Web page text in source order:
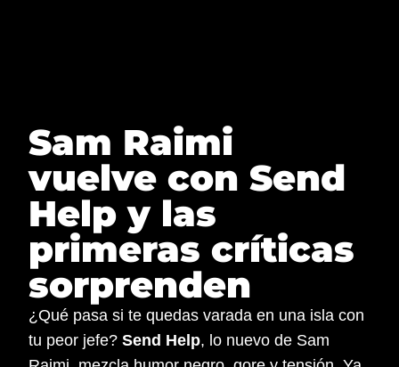
Sam Raimi
vuelve con Send
Help y las
primeras críticas
sorprenden
¿Qué pasa si te quedas varada en una isla con
tu peor jefe?Send Help, lo nuevo de Sam